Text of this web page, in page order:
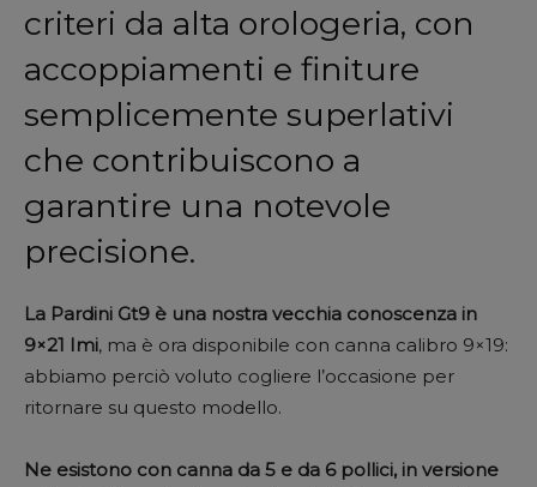
criteri da alta orologeria, con
accoppiamenti e finiture
semplicemente superlativi
che contribuiscono a
garantire una notevole
precisione.
La Pardini Gt9 è una nostra vecchia conoscenza in
9×21 Imi, ma è ora disponibile con canna calibro 9×19:
abbiamo perciò voluto cogliere l’occasione per
ritornare su questo modello.
Ne esistono con canna da 5 e da 6 pollici, in versione